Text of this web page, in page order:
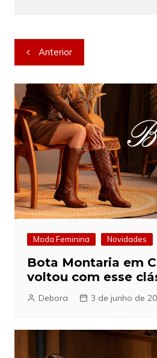
Navegação
de
Post
Anterior
Moda Feminina Novidades
Bota Montaria em
voltou com esse
Debora 3 de junho de